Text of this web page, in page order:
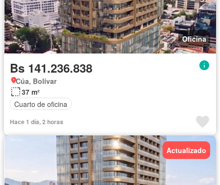
Oficina
Bs 141.236.838
Cúa, Bolívar
37 m²
Cuarto de oficina
Hace 1 día, 2 horas
Actualizado